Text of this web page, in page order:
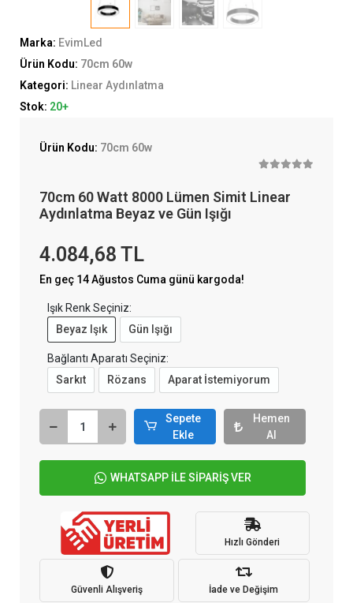
Marka: EvimLed
Ürün Kodu: 70cm 60w
Kategori: Linear Aydınlatma
Stok: 20+
Ürün Kodu: 70cm 60w
70cm 60 Watt 8000 Lümen Simit Linear
Aydınlatma Beyaz ve Gün Işığı
4.084,68 TL
En geç 14 Ağustos Cuma günü kargoda!
Işık Renk Seçiniz:
Beyaz Işık
Gün Işığı
Bağlantı Aparatı Seçiniz:
Sarkıt
Rözans Aparat İstemiyorum
Sepete
Ekle
Hemen
Al
WHATSAPP İLE SİPARİŞ VER
Hızlı Gönderi
Güvenli Alışveriş İade ve Değişim